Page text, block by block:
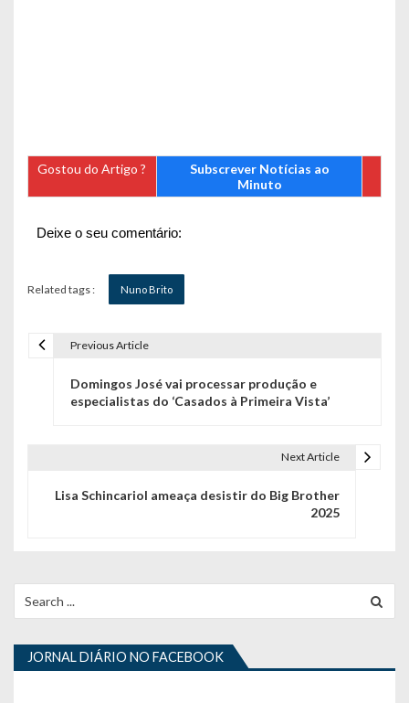
Gostou do Artigo ?
Subscrever Notícias ao
Minuto
Deixe o seu comentário:
Related tags : Nuno Brito
ã
o
d
Previous Article
Domingos José vai processar produção e
especialistas do ‘Casados à Primeira Vista’
Next Article
Lisa Schincariol ameaça desistir do Big Brother
2025
for:
JORNAL DIÁRIO NO FACEBOOK